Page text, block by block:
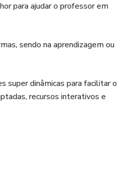
para ajudar o professor em
sendo na aprendizagem ou
super dinâmicas para facilitar o
recursos interativos e
atividades, deixar o ensino